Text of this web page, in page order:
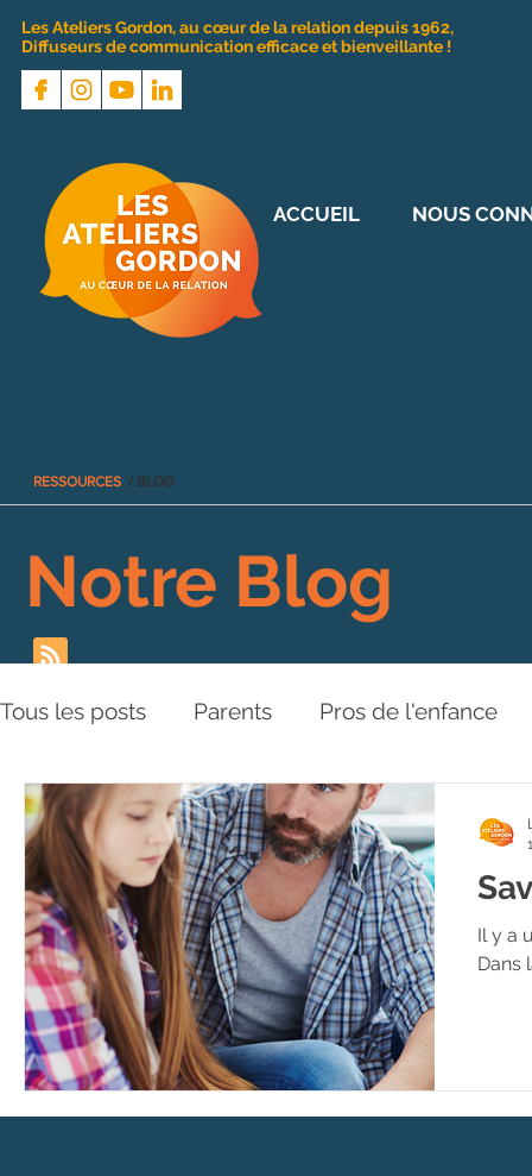
Les Ateliers Gordon, au cœur de la relation depuis 1962,
Diffuseurs de communication efficace et bienveillante !
RESSOURCES / BLOG
Tous les posts Parents Pros de l'enfance
Les Piliers de l'Approche Relations aux
Plaidoyer BD Vidéos
Il y a
Dans
Notre Blog
ACCUEIL NOUS